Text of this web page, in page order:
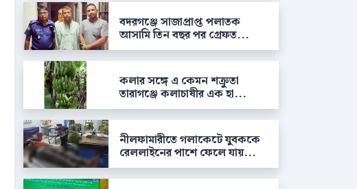
বদরগঞ্জে সাজাপ্রাপ্ত পলাতক
আসামি তিন বছর পর গ্রেফত...
কলার সঙ্গে এ কেমন শক্রুতা
তারাগঞ্জে কলাচাষীর এক হা...
নীলফামারীতে গলাকেটে যুবককে
রেললাইনের পাশে ফেলে যায়...